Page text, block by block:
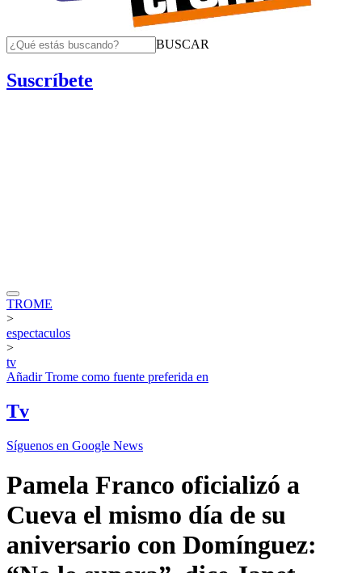
BUSCAR
Suscríbete
TROME
>
espectaculos
>
tv
AñadirTrome como fuente preferida en
Tv
Síguenos en Google News
Pamela Franco oficializó a
Cueva el mismo día de su
aniversario con Domínguez: